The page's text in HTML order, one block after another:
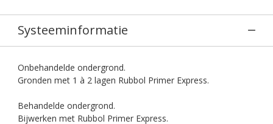
Systeeminformatie
Onbehandelde ondergrond.
Gronden met 1 à 2 lagen Rubbol Primer Express.
Behandelde ondergrond.
Bijwerken met Rubbol Primer Express.